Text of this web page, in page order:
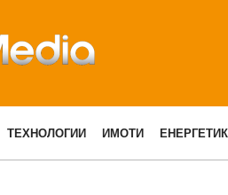
ТЕХНОЛОГИИ ИМОТИ